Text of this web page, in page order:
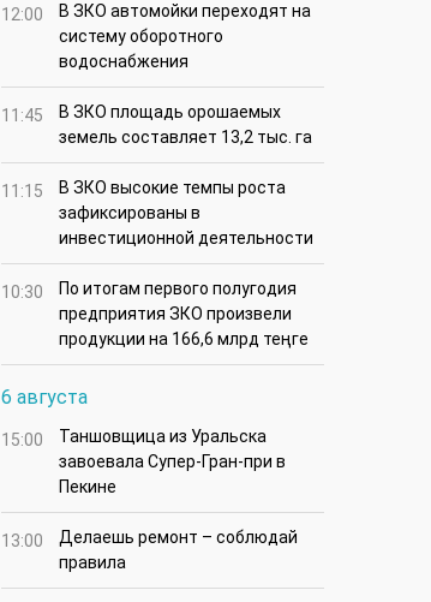
12:00
В ЗКО автомойки переходят на
систему оборотного
водоснабжения
11:45
В ЗКО площадь орошаемых
земель составляет 13,2 тыс. га
11:15
В ЗКО высокие темпы роста
зафиксированы в
инвестиционной деятельности
10:30
По итогам первого полугодия
предприятия ЗКО произвели
продукции на 166,6 млрд теңге
6 августа
15:00
Таншовщица из Уральска
завоевала Супер-Гран-при в
Пекине
13:00
Делаешь ремонт – соблюдай
правила